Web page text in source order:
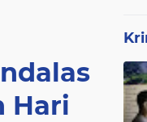
Hari